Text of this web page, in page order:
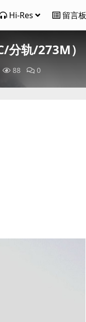
Hi-Res 留言板
分轨/273M）
88 0